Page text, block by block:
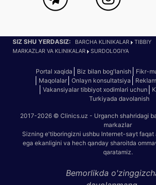
SIZ SHU YERDASIZ: BARCHA KLINIKALAR
TIBBIY
MARKAZLAR VA KLINIKALAR
SURDOLOGIYA
Portal xaqida Biz bilan bog'lanish
Fikr-
Maqolalar
Onlayn konsultatsiya
Vakansiyalar tibbiyot xodimlari uchun
Turkiyada davolanish
2017-2026 © Clinics.uz - Urganch shahridagi
markazlar
Sizning e'tiboringizni ushbu Internet-sayt faqat
ega ekanligini va hech qanday sharoitda
qaratamiz.
Bemorlikda